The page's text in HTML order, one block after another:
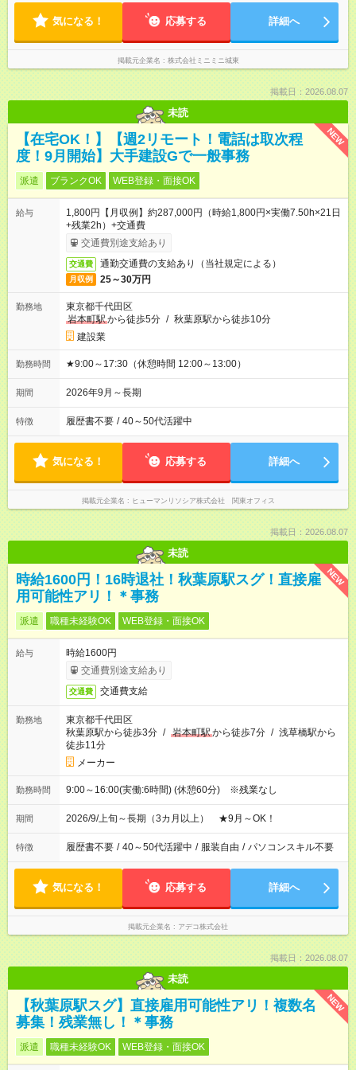
て働きたい方にオススメ。
気になる！ 応募する 詳細へ
掲載元企業名 株式会社ミニミニ城東
掲載日：2026.08.07
未読
NEW
【在宅OK！】【週2リモート！電話は取次程
度！9月開始】大手建設Gで一般事務
派遣 ブランクOK WEB登録・面接OK
給与
1,800円【月収例】約287,000円（時給1,800円×実働7.50h×21日
+残業2h）+交通費
交通費別途支給あり
交通費 通勤交通費の支給あり（当社規定による）
月収例 25～30万円
勤務地
東京都千代田区
岩本町駅から徒歩5分 / 秋葉原駅から徒歩10分
建設業
勤務時間 ★9:00～17:30（休憩時間 12:00～13:00）
期間 2026年9月～長期
特徴 履歴書不要 / 40～50代活躍中
気になる！ 応募する 詳細へ
掲載元企業名 ヒューマンリソシア株式会社 関東オフィス
掲載日：2026.08.07
未読
NEW
時給1600円！16時退社！秋葉原駅スグ！直接雇
用可能性アリ！＊事務
派遣 職種未経験OK WEB登録・面接OK
給与
時給1600円
交通費別途支給あり
交通費 交通費支給
勤務地
東京都千代田区
秋葉原駅から徒歩3分 / 岩本町駅から徒歩7分 / 浅草橋駅から
徒歩11分
メーカー
勤務時間 9:00～16:00(実働:6時間) (休憩60分) ※残業なし
期間 2026/9/上旬～長期（3カ月以上） ★9月～OK！
特徴 履歴書不要 / 40～50代活躍中 / 服装自由 / パソコンスキル不要
気になる！ 応募する 詳細へ
掲載元企業名 アデコ株式会社
掲載日：2026.08.07
未読
NEW
【秋葉原駅スグ】直接雇用可能性アリ！複数名
募集！残業無し！＊事務
派遣 職種未経験OK WEB登録・面接OK